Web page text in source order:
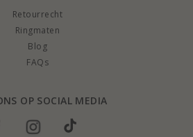
Retourrecht
Ringmaten
Blog
FAQs
OP SOCIAL MEDIA